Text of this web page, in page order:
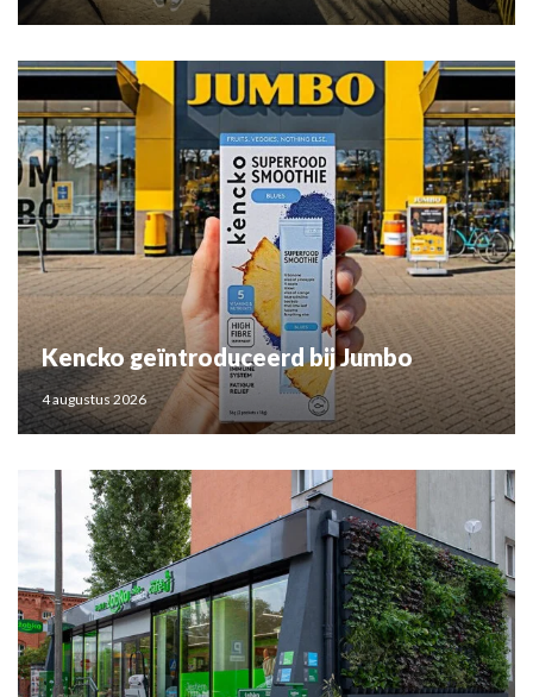
Kencko geïntroduceerd bij Jumbo
4 augustus 2026